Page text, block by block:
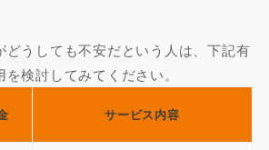
どうしても不安だという人は、下記有
検討してみてください。
サービス内容